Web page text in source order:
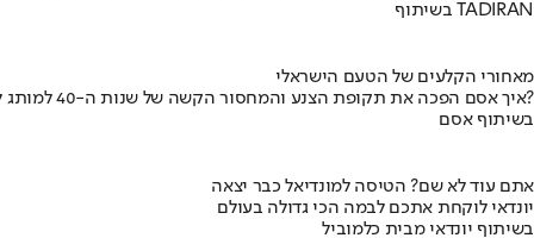
בשיתוף TADIRAN
מאחורי הקלעים של הטעם הישראלי
איך אסם הפכה את תקופת הצנע והמחסור הקשה של שנות ה-40 למותג לאומי?
בשיתוף אסם
אתם עוד לא שם? הטיסה למונדיאל כבר יצאה
יונדאי לוקחת אתכם לבמה הכי גדולה בעולם
בשיתוף יונדאי מבית כלמוביל